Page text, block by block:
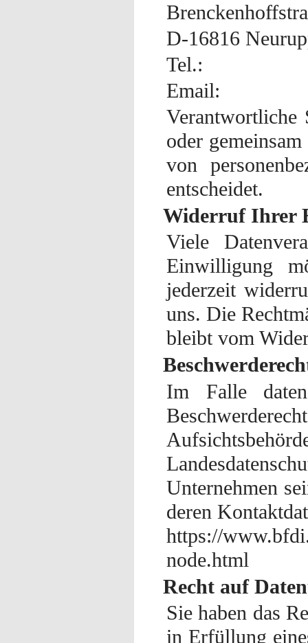
D-16816
Tel.:
Email:
Verantwortliche
oder
von
entscheidet.
Widerruf Ihrer
Viele
Einwilligung
jederzeit
uns. Die
bleibt vom
Im Falle
Unternehmen
deren
https://
node.html
Recht auf
Sie haben das
in Erfüllung